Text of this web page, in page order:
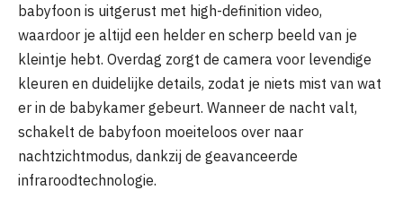
babyfoon is uitgerust met high-definition video,
waardoor je altijd een helder en scherp beeld van je
kleintje hebt. Overdag zorgt de camera voor levendige
kleuren en duidelijke details, zodat je niets mist van wat
er in de babykamer gebeurt. Wanneer de nacht valt,
schakelt de babyfoon moeiteloos over naar
nachtzichtmodus, dankzij de geavanceerde
infraroodtechnologie.